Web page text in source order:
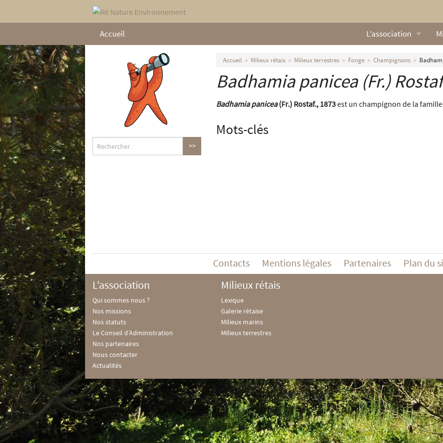
Accueil L’association
Qui sommes nous ?
Nos missions
Nos statuts
Accueil Milieux rétais Milieux terrestres Fonge Champignons
Badhamia panicea(Fr.)
Badhamia panicea(Fr.) Rostaf., 1873est un champignon de la
Mots-clés
Contacts Mentions légales Partenaires Plan du
L’association
Qui sommes nous ?
Nos missions
Nos statuts
Le Conseil d’Administration
Nos partenaires
Nous contacter
Actualités
Milieux rétais
Lexique
Galerie rétaise
Milieux marins
Milieux terrestres